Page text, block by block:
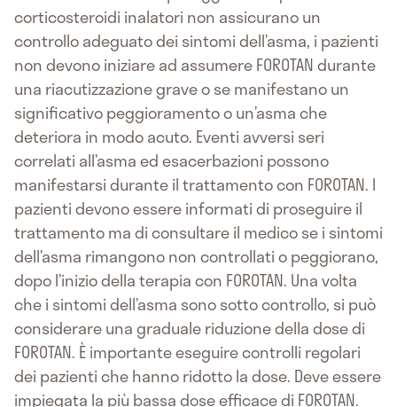
corticosteroidi inalatori non assicurano un
controllo adeguato dei sintomi dell’asma, i pazienti
non devono iniziare ad assumere FOROTAN durante
una riacutizzazione grave o se manifestano un
significativo peggioramento o un’asma che
deteriora in modo acuto. Eventi avversi seri
correlati all’asma ed esacerbazioni possono
manifestarsi durante il trattamento con FOROTAN. I
pazienti devono essere informati di proseguire il
trattamento ma di consultare il medico se i sintomi
dell’asma rimangono non controllati o peggiorano,
dopo l’inizio della terapia con FOROTAN. Una volta
che i sintomi dell’asma sono sotto controllo, si può
considerare una graduale riduzione della dose di
FOROTAN. È importante eseguire controlli regolari
dei pazienti che hanno ridotto la dose. Deve essere
impiegata la più bassa dose efficace di FOROTAN.